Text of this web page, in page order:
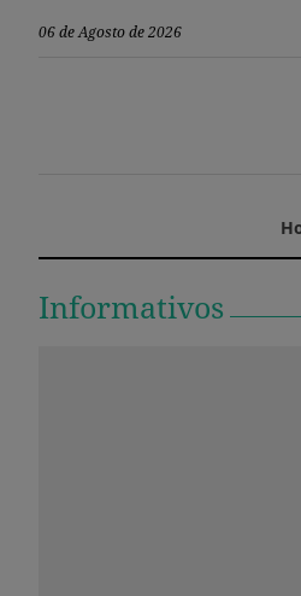
06 de Agosto de 2026
Informativos